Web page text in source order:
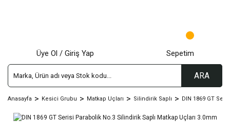
ARA
Üye Ol / Giriş Yap Sepetim
Anasayfa Kesici Grubu Matkap Uçları Silindirik Saplı DIN 1869 GT